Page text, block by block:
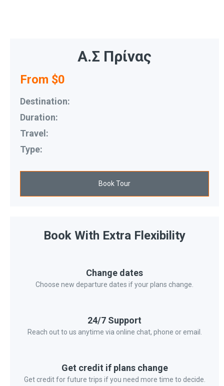
Α.Σ Πρίνας
From $0
Destination:
Duration:
Travel:
Type:
Book Tour
Book With Extra Flexibility
Change dates
Choose new departure dates if your plans change.
24/7 Support
Reach out to us anytime via online chat, phone or email.
Get credit if plans change
Get credit for future trips if you need more time to decide.